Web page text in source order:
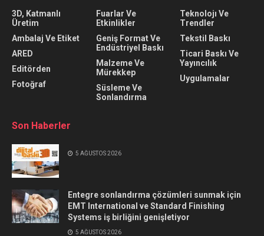
3D, Katmanlı
Üretim
Ambalaj Ve Etiket
ARED
Editörden
Fotoğraf
Fuarlar Ve
Etkinlikler
Geniş Format Ve
Endüstriyel Baskı
Malzeme Ve
Mürekkep
Süsleme Ve
Sonlandırma
Teknolojı Ve
Trendler
Tekstil Baskı
Ticari Baskı Ve
Yayıncılık
Uygulamalar
Son Haberler
5 AĞUSTOS 2026
Entegre sonlandırma çözümleri sunmak için
EMT International ve Standard Finishing
Systems iş birliğini genişletiyor
5 AĞUSTOS 2026